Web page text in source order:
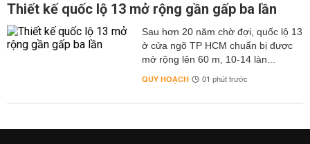
Thiết kế quốc lộ 13 mở rộng gần gấp ba lần
Sau hơn 20 năm chờ đợi, quốc lộ 13
ở cửa ngõ TP HCM chuẩn bị được
mở rộng lên 60 m, 10-14 làn...
QUY HOẠCH 01 phút trước